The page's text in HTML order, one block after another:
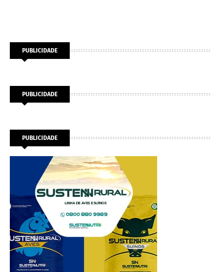
PUBLICIDADE
PUBLICIDADE
PUBLICIDADE